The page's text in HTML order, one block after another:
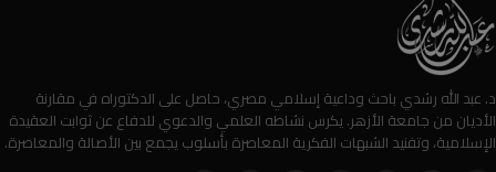
د. عبد الله رشدي باحث وداعية إسلامي مصري، حاصل على الدكتوراه في مقارنة
الأديان من جامعة الأزهر. يكرس نشاطه العلمي والدعوي للدفاع عن ثوابت العقيدة
الإسلامية، وتفنيد الشبهات الفكرية المعاصرة بأسلوب يجمع بين الأصالة والمعاصرة.